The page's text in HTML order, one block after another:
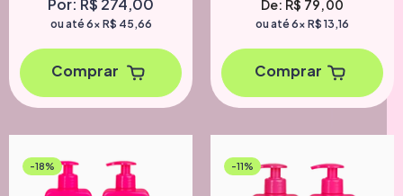
Por: R$ 274,00
ou até 6x R$ 45,66
Comprar
De: R$ 79,00
ou até 6x R$ 13,16
Comprar
-18% -11%